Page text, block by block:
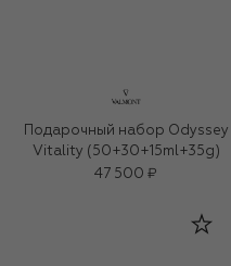
Подарочный набор Odyssey
Vitality (50+30+15ml+35g)
47 500 ₽